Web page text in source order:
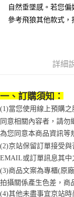
醒簡訊。
2.透過簡訊連結打開帳
用戶於交易時，得透
資料（包含姓名、電話
由本公司與您本人進行
3.完整用戶服務條款，
【「AFTEE先享後付
１．於結帳方式選擇「
結帳頁面，進行簡訊認
※ 請注意：結帳手續
購買商品的店家。未
是否繳費成功／繳費後
客戶支援中心」
【注意事項】
１．透過由恩沛科技股
易，需依本服務之必要
權轉讓予恩沛科技股份
２．關於個人資料處理
https://aftee.tw/terms/
３．未成年的使用者請
「AFTEE先享後付」
任。
每筆NT$70，滿
付款後7-11取貨
每筆NT$100，滿
請自備購物袋，若需
免運費
自然垂墜感。若您
參考飛狼其他款式，
詳細
一、訂購須知：
(1)當您使用線上預購
同意相關內容者，請勿
為您同意本商品資訊等
(2)京站保留訂單接受與
EMAIL或訂單訊息其中
(3)商品文案為專櫃(原
拍攝關係產生色差，商
(4)其他未盡事宜京站時